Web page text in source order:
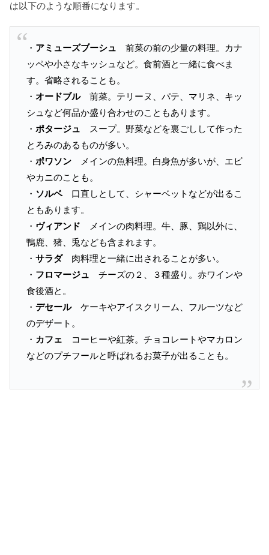
は以下のような順番になります。
・ アミューズブーシュ 前菜の前の少量の料理。カナ
ッペや小さなキッシュなど。食前酒と一緒に食べま
す。省略されることも。
・ オードブル前菜。テリーヌ、パテ、マリネ、キッ
シュなど何品か盛り合わせのこともあります。
・ ポタージュ スープ。野菜などを裏ごしして作った
とろみのあるものが多い。
・ ポワソン メインの魚料理。白身魚が多いが、エビ
やカニのことも。
・ ソルベ口直しとして、シャーベットなどが出るこ
ともあります。
・ ヴィアンド メインの肉料理。牛、豚、鶏以外に、
鴨鹿、猪、兎なども含まれます。
・ サラダ肉料理と一緒に出されることが多い。
・ フロマージュ チーズの２、３種盛り。赤ワインや
食後酒と。
・ デセールケーキやアイスクリーム、フルーツなど
のデザート。
・ カフェ コーヒーや紅茶。チョコレートやマカロン
などのプチフールと呼ばれるお菓子が出ることも。